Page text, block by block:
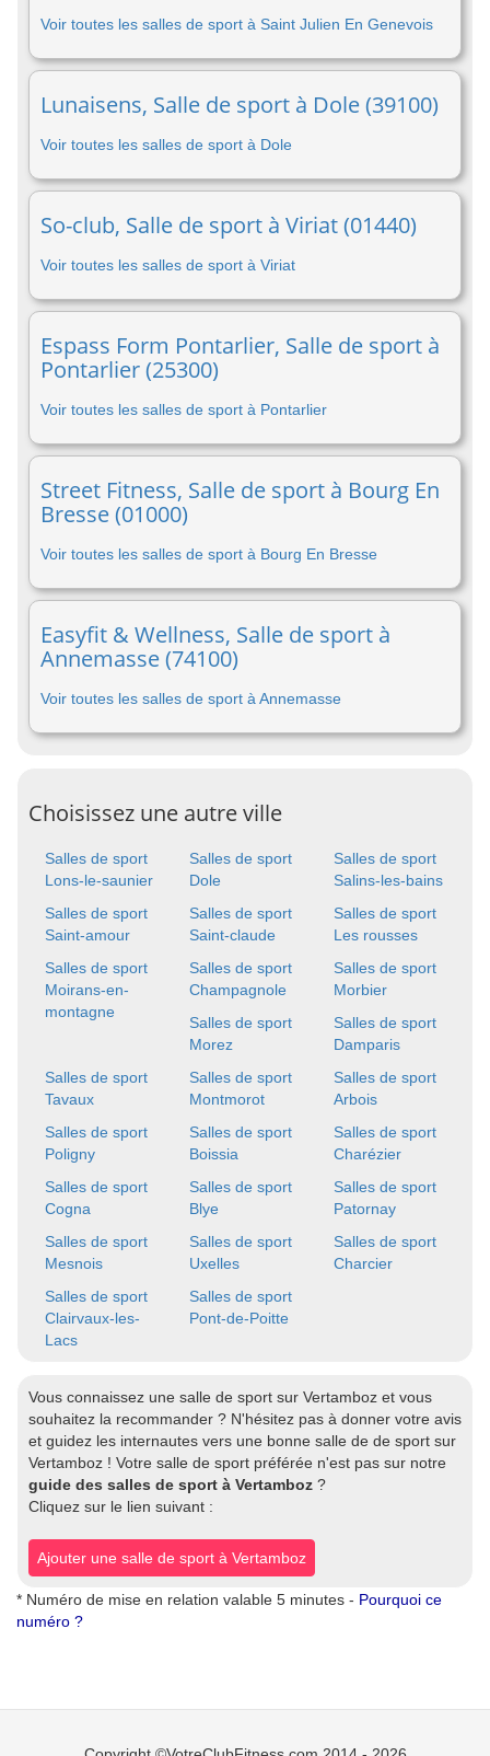
Voir toutes les salles de sport à Saint Julien En Genevois
Lunaisens, Salle de sport à Dole (39100)
Voir toutes les salles de sport à Dole
So-club, Salle de sport à Viriat (01440)
Voir toutes les salles de sport à Viriat
Espass Form Pontarlier, Salle de sport à
Pontarlier (25300)
Voir toutes les salles de sport à Pontarlier
Street Fitness, Salle de sport à Bourg En
Bresse (01000)
Voir toutes les salles de sport à Bourg En Bresse
Easyfit & Wellness, Salle de sport à
Annemasse (74100)
Voir toutes les salles de sport à Annemasse
Choisissez une autre ville
Salles de sport
Lons-le-saunier
Salles de sport
Dole
Salles de sport
Salins-les-bains
Salles de sport
Saint-amour
Salles de sport
Saint-claude
Salles de sport
Les rousses
Salles de sport
Moirans-en-
montagne
Salles de sport
Champagnole
Salles de sport
Morbier
Salles de sport
Morez
Salles de sport
Damparis
Salles de sport
Tavaux
Salles de sport
Montmorot
Salles de sport
Arbois
Salles de sport
Poligny
Salles de sport
Boissia
Salles de sport
Charézier
Salles de sport
Cogna
Salles de sport
Blye
Salles de sport
Patornay
Salles de sport
Mesnois
Salles de sport
Uxelles
Salles de sport
Charcier
Salles de sport
Clairvaux-les-
Lacs
Salles de sport
Pont-de-Poitte
Vous connaissez une salle de sport sur Vertamboz et vous
souhaitez la recommander ? N'hésitez pas à donner votre avis
et guidez les internautes vers une bonne salle de de sport sur
Vertamboz ! Votre salle de sport préférée n'est pas sur notre
guide des salles de sport à Vertamboz ?
Cliquez sur le lien suivant :
Ajouter une salle de sport à Vertamboz
* Numéro de mise en relation valable 5 minutes - Pourquoi ce
numéro ?